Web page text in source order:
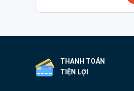
THANH TOÁN
TIỆN LỢI